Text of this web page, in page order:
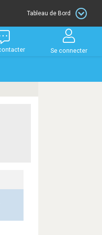
Tableau de Bord
Se connecter